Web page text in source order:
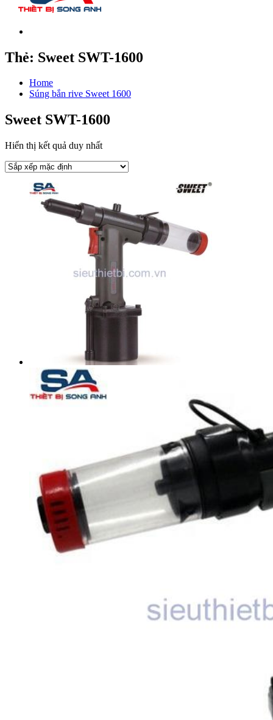
Thẻ: Sweet SWT-1600
Home
Súng bắn rive Sweet 1600
Sweet SWT-1600
Hiển thị kết quả duy nhất